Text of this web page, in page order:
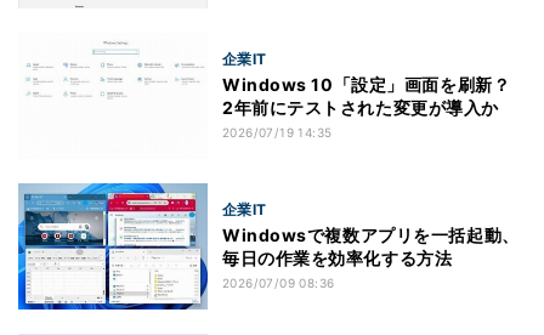
企業IT
Windows 10「設定」画面を刷新？
2年前にテストされた変更が導入か
2026/07/19 14:35
企業IT
Windowsで複数アプリを一括起動、
毎日の作業を効率化する方法
2026/07/09 08:36